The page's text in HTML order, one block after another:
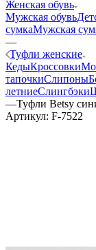
Женская обувь
Мужская обувь
сумкаМужская
—
Туфли женские
КедыКроссовки
тапочкиСлипоны
летниеСлингбэки
—Туфли Betsy
Артикул: F-7522